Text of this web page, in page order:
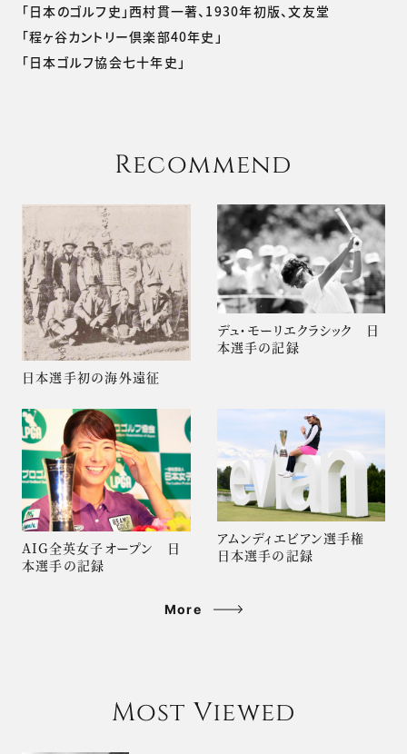
「日本のゴルフ史」西村貫一著、1930年初版、文友堂
「程ヶ谷カントリー倶楽部40年史」
「日本ゴルフ協会七十年史」
Recommend
日本選手初の海外遠征
デュ・モーリエクラシック 日
本選手の記録
AIG全英女子オープン 日
本選手の記録
アムンディエビアン選手権
日本選手の記録
More
Most Viewed